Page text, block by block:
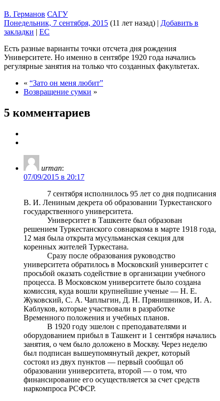
В. Германов САГУ
Понедельник, 7 сентября, 2015 (11 лет назад) | Добавить в
закладки | EC
Есть разные варианты точки отсчета дня рождения
Университете. Но именно в сентябре 1920 года начались
регулярные занятия на только что созданных факультетах.
« “Зато он меня любит”
Возвращение сумки »
5 комментариев
urman:
07/09/2015 в 20:17
7 сентября исполнилось 95 лет со дня подписания
В. И. Лениным декрета об образовании Туркестанского
государственного университета.
Университет в Ташкенте был образован
решением Туркестанского совнаркома в марте 1918 года,
12 мая была открыта мусульманская секция для
коренных жителей Туркестана.
Сразу после образования руководство
университета обратилось в Московский университет с
просьбой оказать содействие в организации учебного
процесса. В Московском университете было создана
комиссия, куда вошли крупнейшие ученые — Н. Е.
Жуковский, С. А. Чаплыгин, Д. Н. Прянишников, И. А.
Каблуков, которые участвовали в разработке
Временного положения и учебных планов.
В 1920 году эшелон с преподавателями и
оборудованием прибыл в Ташкент и 1 сентября начались
занятия, о чем было доложено в Москву. Через неделю
был подписан вышеупомянутый декрет, который
состоял из двух пунктов — первый сообщал об
образовании университета, второй — о том, что
финансирование его осуществляется за счет средств
наркомпроса РСФСР.